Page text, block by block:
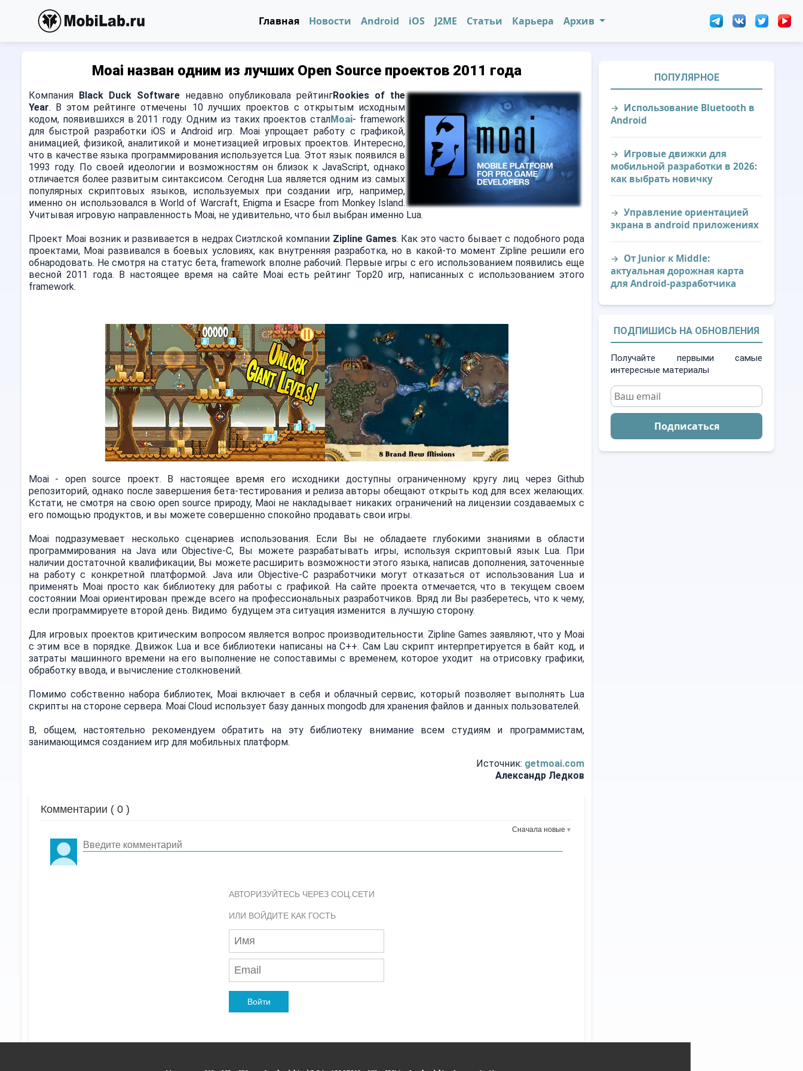
Главная Новости Android iOS J2ME Статьи Карьера Архив
Moai назван одним из лучших Open Source проектов 2011 года
Компания Black Duck Software недавно опубликовала рейтингRookies of the
Year. В этом рейтинге отмечены 10 лучших проектов c открытым исходным
кодом, появившихся в 2011 году. Одним из таких проектов сталMoai- framework
для быстрой разработки iOS и Android игр. Moai упрощает работу с графикой,
анимацией, физикой, аналитикой и монетизацией игровых проектов. Интересно,
что в качестве языка программирования используется Lua. Этот язык появился в
1993 году. По своей идеологии и возможностям он близок к JavaScript, однако
отличается более развитым синтаксисом. Сегодня Lua является одним из самых
популярных скриптовых языков, используемых при создании игр, например,
именно он использовался в World of Warcraft, Enigma и Esacpe from Monkey Island.
Учитывая игровую направленность Moai, не удивительно, что был выбран именно Lua.
Проект Moai возник и развивается в недрах Сиэтлской компании Zipline Games. Как это часто бывает с подобного рода
проектами, Moai развивался в боевых условиях, как внутренняя разработка, но в какой-то момент Zipline решили его
обнародовать. Не смотря на статус бета, framework вполне рабочий. Первые игры с его использованием появились еще
весной 2011 года. В настоящее время на сайте Moai есть рейтинг Top20 игр, написанных с использованием этого
framework.
Moai - open source проект. В настоящее время его исходники доступны ограниченному кругу лиц через Github
репозиторий, однако после завершения бета-тестирования и релиза авторы обещают открыть код для всех желающих.
Кстати, не смотря на свою open source природу, Maoi не накладывает никаких ограничений на лицензии создаваемых с
его помощью продуктов, и вы можете совершенно спокойно продавать свои игры.
Moai подразумевает несколько сценариев использования. Если Вы не обладаете глубокими знаниями в области
программирования на Java или Objective-C, Вы можете разрабатывать игры, используя скриптовый язык Lua. При
наличии достаточной квалификации, Вы можете расширить возможности этого языка, написав дополнения, заточенные
на работу с конкретной платформой. Java или Objective-C разработчики могут отказаться от использования Lua и
применять Moai просто как библиотеку для работы с графикой. На сайте проекта отмечается, что в текущем своем
состоянии Moai ориентирован прежде всего на профессиональных разработчиков. Вряд ли Вы разберетесь, что к чему,
если программируете второй день. Видимо будущем эта ситуация изменится в лучшую сторону.
Для игровых проектов критическим вопросом является вопрос производительности. Zipline Games заявляют, что у Moai
с этим все в порядке. Движок Lua и все библиотеки написаны на C++. Сам Lau скрипт интерпретируется в байт код, и
затраты машинного времени на его выполнение не сопоставимы с временем, которое уходит на отрисовку графики,
обработку ввода, и вычисление столкновений.
Помимо собственно набора библиотек, Moai включает в себя и облачный сервис, который позволяет выполнять Lua
скрипты на стороне сервера. Moai Cloud использует базу данных mongodb для хранения файлов и данных пользователей.
В, общем, настоятельно рекомендуем обратить на эту библиотеку внимание всем студиям и программистам,
занимающимся созданием игр для мобильных платформ.
Источник: getmoai.com
Александр Ледков
Комментарии ( 0 )
Сначала новые
АВТОРИЗУЙТЕСЬ ЧЕРЕЗ СОЦ.СЕТИ
ИЛИ ВОЙДИТЕ КАК ГОСТЬ
Войти
ПОПУЛЯРНОЕ
Использование Bluetooth в
Android
Игровые движки для
мобильной разработки в 2026:
как выбрать новичку
Управление ориентацией
экрана в android приложениях
От Junior к Middle:
актуальная дорожная карта
для Android-разработчика
ПОДПИШИСЬ НА ОБНОВЛЕНИЯ
Получайте первыми самые
интересные материалы
Подписаться